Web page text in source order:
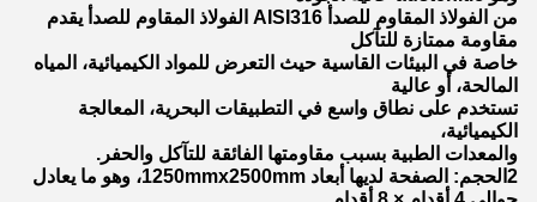
من الفولاذ المقاوم للصدأ AISI316 الفولاذ المقاوم للصدأ يقدم
مقاومة ممتازة للتآكل
خاصة في البيئات القاسية حيث التعرض للمواد الكيميائية، المياه
المالحة، أو عالية
تستخدم على نطاق واسع في التطبيقات البحرية، المعالجة
الكيميائية،
والمعدات الطبية بسبب مقاومتها الفائقة للتآكل والحفر.
2الحجم: الصفحة لديها أبعاد 1250mmx2500mm، وهو ما يعادل